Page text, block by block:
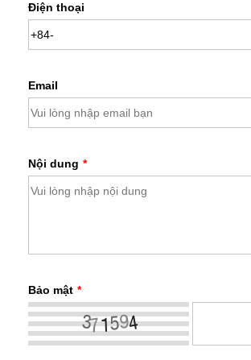
Điện thoại
Email
Nội dung *
Bảo mật *